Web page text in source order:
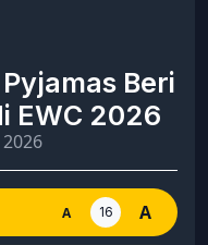
Beri
EWC 2026
A 16 A